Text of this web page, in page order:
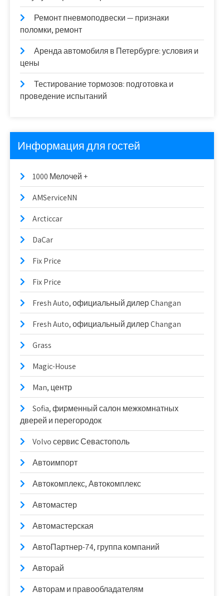
Ремонт пневмоподвески — признаки
поломки, ремонт
Аренда автомобиля в Петербурге: условия и
цены
Тестирование тормозов: подготовка и
проведение испытаний
Информация для гостей
1000 Мелочей +
AMServiceNN
Arcticcar
DaCar
Fix Price
Fix Price
Fresh Auto, официальный дилер Changan
Fresh Auto, официальный дилер Changan
Grass
Magic-House
Man, центр
Sofia, фирменный салон межкомнатных
дверей и перегородок
Volvo сервис Севастополь
Автоимпорт
Автокомплекс, Автокомплекс
Автомастер
Автомастерская
АвтоПартнер-74, группа компаний
Авторай
Авторам и правообладателям